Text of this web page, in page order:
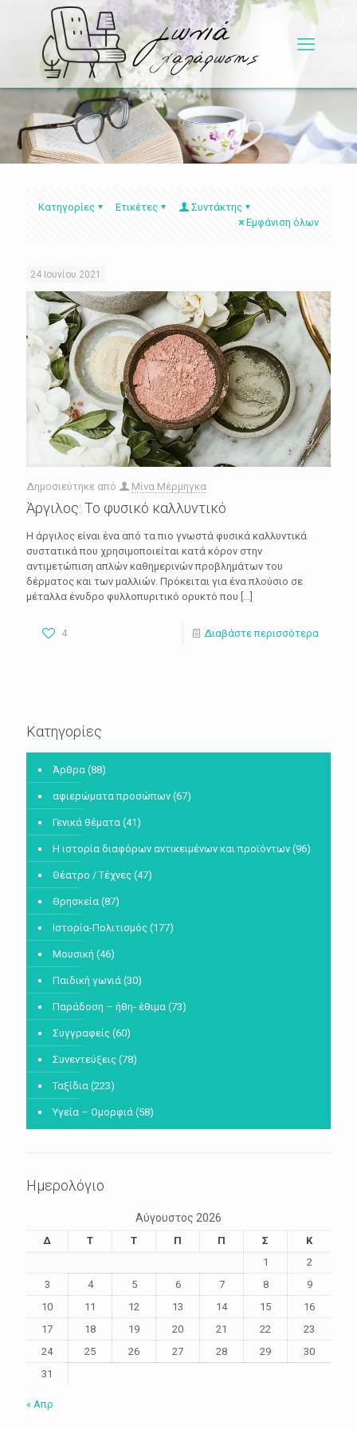
Κατηγορίες Ετικέτες
Συντάκτης
Εμφάνιση όλων
24 Ιουνίου 2021
Δημοσιεύτηκε από Μίνα Μέρμηγκα
Άργιλος: Το φυσικό καλλυντικό
Η άργιλος είναι ένα από τα πιο γνωστά φυσικά καλλυντικά
συστατικά που χρησιμοποιείται κατά κόρον στην
αντιμετώπιση απλών καθημερινών προβλημάτων του
δέρματος και των μαλλιών. Πρόκειται για ένα πλούσιο σε
μέταλλα ένυδρο φυλλοπυριτικό ορυκτό που […]
4 Διαβάστε περισσότερα
Κατηγορίες
Άρθρα (88)
αφιερώματα προσώπων (67)
Γενικά θέματα (41)
Η ιστορία διαφόρων αντικειμένων και προϊόντων (96)
Θέατρο / Τέχνες (47)
Θρησκεία (87)
Ιστορία-Πολιτισμός (177)
Μουσική (46)
Παιδική γωνιά (30)
Παράδοση – ήθη- έθιμα (73)
Συγγραφείς (60)
Συνεντεύξεις (78)
Ταξίδια (223)
Υγεία – Ομορφιά (58)
Ημερολόγιο
Αύγουστος 2026
Δ Τ Τ Π Π Σ
Κ
1
2
3
4 5 6 7 8
9
10
11 12 13 14 15
16
17
18 19 20 21 22
23
24
25 26 27 28 29
30
31
« Απρ